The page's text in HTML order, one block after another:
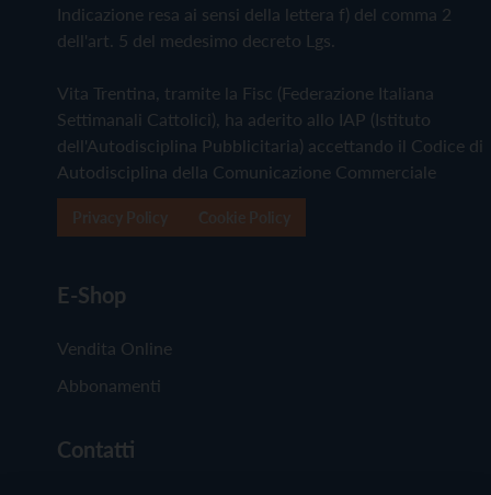
Indicazione resa ai sensi della lettera f) del comma 2
dell'art. 5 del medesimo decreto Lgs.
Vita Trentina, tramite la Fisc (Federazione Italiana
Settimanali Cattolici), ha aderito allo IAP (Istituto
dell'Autodisciplina Pubblicitaria) accettando il Codice di
Autodisciplina della Comunicazione Commerciale
E-Shop
Vendita Online
Abbonamenti
Contatti